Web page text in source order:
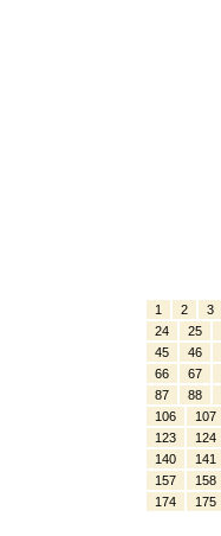
1 2
3
24
25
45
46
66
67
87
88
106
107
123
124
140
141
157
158
174
175